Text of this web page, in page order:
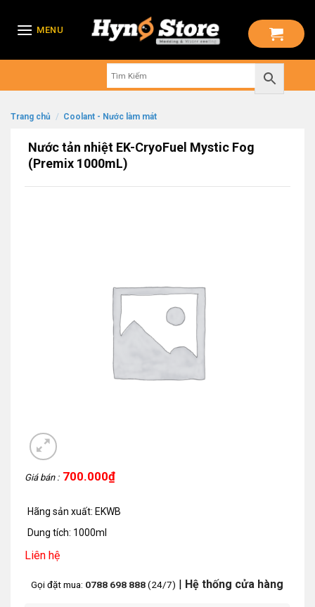
MENU
Trang chủ / Coolant - Nước làm mát
Nước tản nhiệt EK-CryoFuel Mystic Fog
(Premix 1000mL)
Giá bán : 700.000₫
Hãng sản xuất: EKWB
Dung tích: 1000ml
Liên hệ
Gọi đặt mua: 0788 698 888(24/7) | Hệ thống cửa hàng